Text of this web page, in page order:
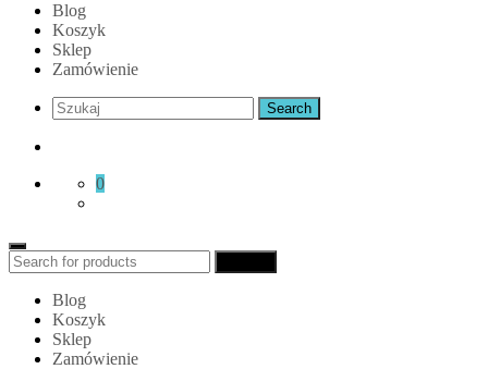
Blog
Koszyk
Sklep
Zamówienie
0
Search
for:
Blog
Koszyk
Sklep
Zamówienie